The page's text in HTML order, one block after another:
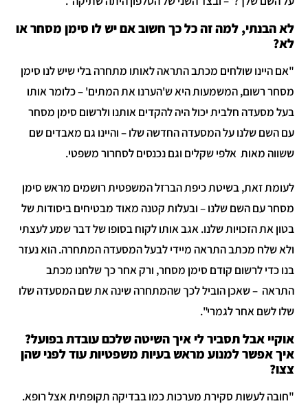
הבנתי, למה זה כל כך חשוב אם יש לו סימן מסחר או
היינו שולחים מכתב התראה לאותו מתחרה בלי שיש לנו סימן
רשום, המשמעות היא ש'הערנו את המתים' – כלומר אותו
מסעדה חלבית יכול היה להקדים אותנו ולרשום סימן מסחר
השם שלנו על המסעדה החדשה שלו – והיינו גם מאבדים שם
מאות אלפי שקלים וגם נכנסים לסחרור משפטי.
זאת, בשיטת כיפת הברזל המשפטית רושמים מראש סימן
עם השם שלנו – ובעלות קטנה מאוד מבטיחים ביסודות של
את הזכויות שלנו. אגב אותו לקוח בסופו של דבר שמע לעצתי
שלח מכתב התראה מיידי לבעל המסעדה המתחרה. הוא נעזר
כדי לרשום קודם סימן מסחר, ורק אחר כך שלחנו מכתב
– שאכן הוביל לכך שהמתחרה שינה את שם המסעדה שלו
לשם אחר לגמרי".
אבל תסביר לי איך השיטה שלכם עובדת בפועל?
אפשר למנוע מראש בעיות משפטיות עוד לפני שהן
לעשות סקירת מערכות כמו בבדיקה תקופתית אצל רופא.